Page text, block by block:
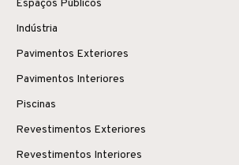
Espaços Públicos
Indústria
Pavimentos Exteriores
Pavimentos Interiores
Piscinas
Revestimentos Exteriores
Revestimentos Interiores